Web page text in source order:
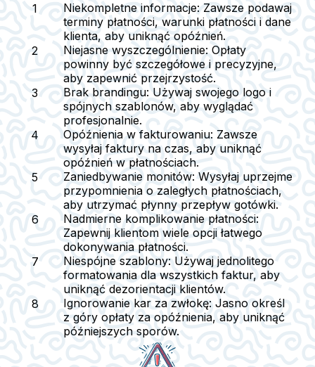
Niekompletne informacje: Zawsze podawaj
terminy płatności, warunki płatności i dane
klienta, aby uniknąć opóźnień.
Niejasne wyszczególnienie: Opłaty
powinny być szczegółowe i precyzyjne,
aby zapewnić przejrzystość.
Brak brandingu: Używaj swojego logo i
spójnych szablonów, aby wyglądać
profesjonalnie.
Opóźnienia w fakturowaniu: Zawsze
wysyłaj faktury na czas, aby uniknąć
opóźnień w płatnościach.
Zaniedbywanie monitów: Wysyłaj uprzejme
przypomnienia o zaległych płatnościach,
aby utrzymać płynny przepływ gotówki.
Nadmierne komplikowanie płatności:
Zapewnij klientom wiele opcji łatwego
dokonywania płatności.
Niespójne szablony: Używaj jednolitego
formatowania dla wszystkich faktur, aby
uniknąć dezorientacji klientów.
Ignorowanie kar za zwłokę: Jasno określ
z góry opłaty za opóźnienia, aby uniknąć
późniejszych sporów.